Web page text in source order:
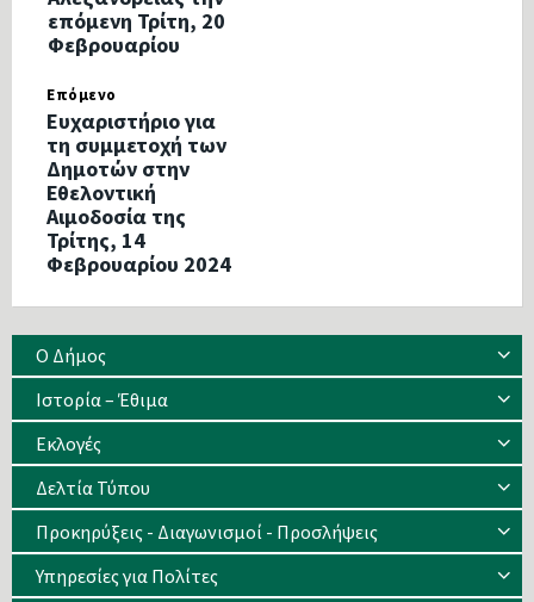
επόμενη Τρίτη, 20
Φεβρουαρίου
Επόμενο
Ευχαριστήριο για
τη συμμετοχή των
Δημοτών στην
Εθελοντική
Αιμοδοσία της
Τρίτης, 14
Φεβρουαρίου 2024
Ο Δήμος
Ιστορία – Έθιμα
Eκλογές
Δελτία Τύπου
Προκηρύξεις - Διαγωνισμοί - Προσλήψεις
Υπηρεσίες για Πολίτες